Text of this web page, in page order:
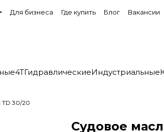
Для бизнеса Где купить Блог Вакансии
4TГидравлическиеИндустриальные
TD 30/20
Судовое